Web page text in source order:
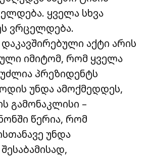
ყველა სხვა
ვრცელდება.
აქტი არის
იმიტომ, რომ ყველა
პრეზიდენტს
უნდა ამოქმედდეს,
გამონაკლისი –
წერია, რომ
უნდა